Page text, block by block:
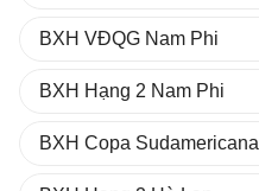
BXH VĐQG Nam Phi
BXH Hạng 2 Nam Phi
BXH Copa Sudamericana